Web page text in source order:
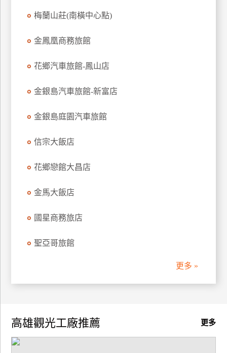
梅蘭山莊(南橫中心點)
金鳳凰商務旅館
花鄉汽車旅館-鳳山店
金銀島汽車旅館-新富店
金銀島庭園汽車旅館
信宗大飯店
花鄉戀館大昌店
金馬大飯店
國星商務旅店
聖亞哥旅館
更多 »
更多
高雄觀光工廠推薦